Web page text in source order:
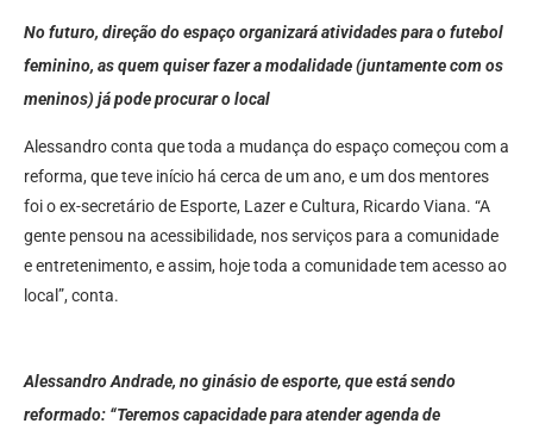
No futuro, direção do espaço organizará atividades para o futebol
feminino, as quem quiser fazer a modalidade (juntamente com os
meninos) já pode procurar o local
Alessandro conta que toda a mudança do espaço começou com a
reforma, que teve início há cerca de um ano, e um dos mentores
foi o ex-secretário de Esporte, Lazer e Cultura, Ricardo Viana. “A
gente pensou na acessibilidade, nos serviços para a comunidade
e entretenimento, e assim, hoje toda a comunidade tem acesso ao
local”, conta.
Alessandro Andrade, no ginásio de esporte, que está sendo
reformado: “Teremos capacidade para atender agenda de